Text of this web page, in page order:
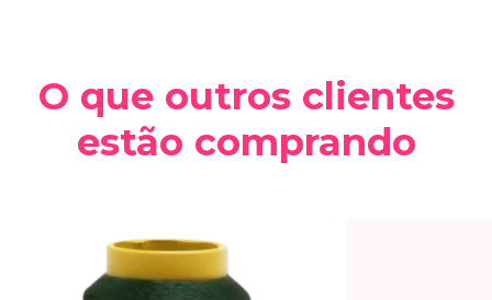
O que outros clientes
estão comprando